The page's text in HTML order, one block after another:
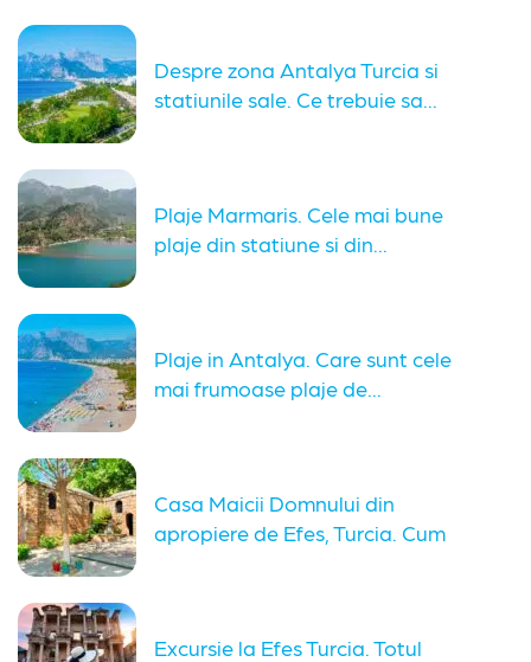
Despre zona Antalya Turcia si
statiunile sale. Ce trebuie sa...
Plaje Marmaris. Cele mai bune
plaje din statiune si din...
Plaje in Antalya. Care sunt cele
mai frumoase plaje de...
Casa Maicii Domnului din
apropiere de Efes, Turcia. Cum
Excursie la Efes Turcia. Totul